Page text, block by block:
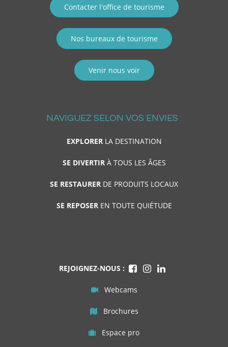
Contacter l'office de tourisme
Nos bureaux de tourisme
Venir nous voir
NAVIGUEZ SELON VOS ENVIES :
EXPLORERLA DESTINATION
SE DIVERTIRÀ TOUS LES ÂGES
SE RESTAURER DE PRODUITS LOCAUX
SE REPOSEREN TOUTE QUIÉTUDE
REJOIGNEZ-NOUS :
Webcams
Brochures
Espace pro